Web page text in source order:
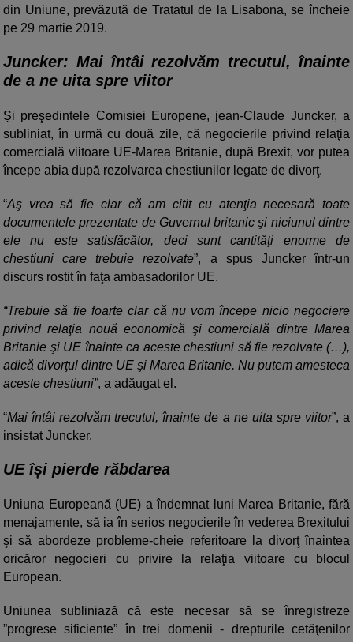
din Uniune, prevăzută de Tratatul de la Lisabona, se încheie
pe 29 martie 2019.
Juncker: Mai întâi rezolvăm trecutul, înainte
de a ne uita spre viitor
Și preşedintele Comisiei Europene, jean-Claude Juncker, a
subliniat, în urmă cu două zile, că negocierile privind relaţia
comercială viitoare UE-Marea Britanie, după Brexit, vor putea
începe abia după rezolvarea chestiunilor legate de divorţ.
“Aş vrea să fie clar că am citit cu atenţia necesară toate
documentele prezentate de Guvernul britanic şi niciunul dintre
ele nu este satisfăcător, deci sunt cantităţi enorme de
chestiuni care trebuie rezolvate”, a spus Juncker într-un
discurs rostit în faţa ambasadorilor UE.
“Trebuie să fie foarte clar că nu vom începe nicio negociere
privind relaţia nouă economică şi comercială dintre Marea
Britanie şi UE înainte ca aceste chestiuni să fie rezolvate (…),
adică divorţul dintre UE şi Marea Britanie. Nu putem amesteca
aceste chestiuni”, a adăugat el.
“Mai întâi rezolvăm trecutul, înainte de a ne uita spre viitor”, a
insistat Juncker.
UE își pierde răbdarea
Uniuna Europeană (UE) a îndemnat luni Marea Britanie, fără
menajamente, să ia în serios negocierile în vederea Brexitului
şi să abordeze probleme-cheie referitoare la divorţ înaintea
oricăror negocieri cu privire la relaţia viitoare cu blocul
European.
Uniunea subliniază că este necesar să se înregistreze
”progrese sificiente” în trei domenii - drepturile cetăţenilor